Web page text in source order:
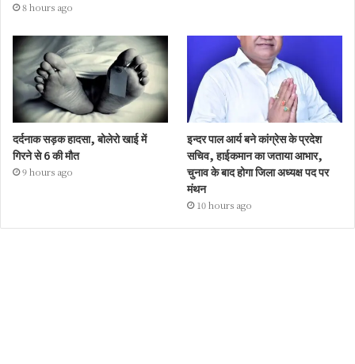
8 hours ago
दर्दनाक सड़क हादसा, बोलेरो खाई में
गिरने से 6 की मौत
9 hours ago
इन्दर पाल आर्य बने कांग्रेस के प्रदेश
सचिव, हाईकमान का जताया आभार,
चुनाव के बाद होगा जिला अध्यक्ष पद पर
मंथन
10 hours ago